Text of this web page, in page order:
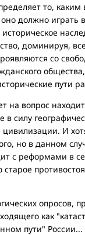
то,
должно играть
доминируя,
со
пути
вопрос
в силу
И
но в данном
с реформами в
старое
опросов,
как
пути"